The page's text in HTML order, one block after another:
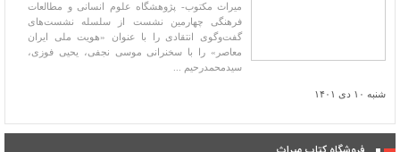
میراث مکتوب- پژوهشگاه علوم انسانی و مطالعات
فرهنگی چهارمین نشست از سلسله نشست‌های
گفت‌وگوی انتقادی را با عنوان «هویت ملی ایران
معاصر» را با سخنرانی موسی نجفی، یحیی فوزی،
سیدمحمدرحیم ...
شنبه ۱۰ دی ۱۴۰۱